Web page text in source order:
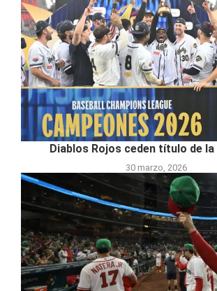
Diablos Rojos ceden título de la
30 marzo, 2026